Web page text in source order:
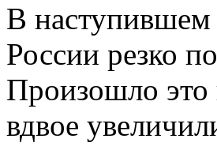
В наступившем
России резко
Произошло это
вдвое